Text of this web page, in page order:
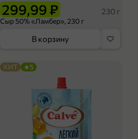
299,99 ₽ 230 г
Сыр 50% «Ламбер», 230 г
В корзину
ХИТ 5